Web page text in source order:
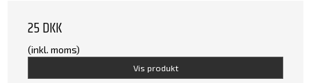
25 DKK
(inkl. moms)
Vis produkt